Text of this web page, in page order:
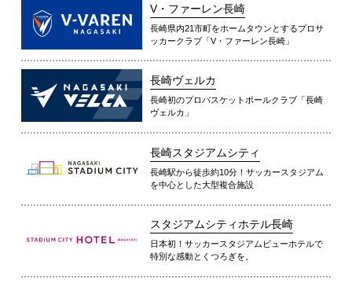
V・ファーレン長崎
長崎県内21市町をホームタウンとするプロサ
ッカークラブ「V・ファーレン長崎」
長崎ヴェルカ
長崎初のプロバスケットボールクラブ「長崎
ヴェルカ」
長崎スタジアムシティ
長崎駅から徒歩約10分！サッカースタジアム
を中心とした大型複合施設
スタジアムシティホテル長崎
日本初！サッカースタジアムビューホテルで
特別な感動とくつろぎを。